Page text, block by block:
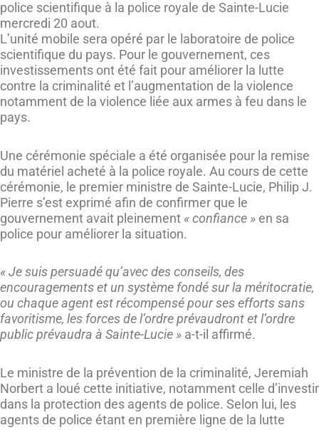
police scientifique à la police royale de Sainte-Lucie
mercredi 20 aout.
L’unité mobile sera opéré par le laboratoire de police
scientifique du pays. Pour le gouvernement, ces
investissements ont été fait pour améliorer la lutte
contre la criminalité et l’augmentation de la violence
notamment de la violence liée aux armes à feu dans le
pays.
Une cérémonie spéciale a été organisée pour la remise
du matériel acheté à la police royale. Au cours de cette
cérémonie, le premier ministre de Sainte-Lucie, Philip J.
Pierre s’est exprimé afin de confirmer que le
gouvernement avait pleinement « confiance » en sa
police pour améliorer la situation.
« Je suis persuadé qu’avec des conseils, des
encouragements et un système fondé sur la méritocratie,
ou chaque agent est récompensé pour ses efforts sans
favoritisme, les forces de l’ordre prévaudront et l’ordre
public prévaudra à Sainte-Lucie » a-t-il affirmé.
Le ministre de la prévention de la criminalité, Jeremiah
Norbert a loué cette initiative, notamment celle d’investir
dans la protection des agents de police. Selon lui, les
agents de police étant en première ligne de la lutte